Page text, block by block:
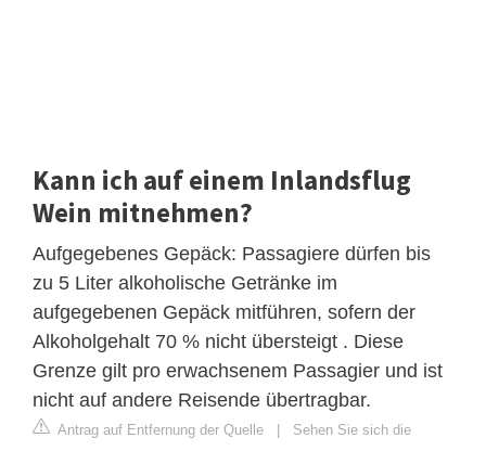
Kann ich auf einem Inlandsflug
Wein mitnehmen?
Aufgegebenes Gepäck: Passagiere dürfen bis
zu 5 Liter alkoholische Getränke im
aufgegebenen Gepäck mitführen, sofern der
Alkoholgehalt 70 % nicht übersteigt . Diese
Grenze gilt pro erwachsenem Passagier und ist
nicht auf andere Reisende übertragbar.
Antrag auf Entfernung der Quelle | Sehen Sie sich die